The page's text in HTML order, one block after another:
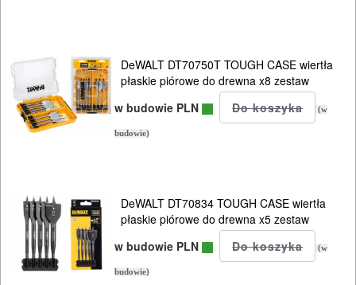
I
BHP
SPRZĘT
OGRODNICZE
NARZĘDZIA
PILARKI-
KOSIARKI-
DeWALT DT70750T TOUGH CASE wiertła
płaskie piórowe do drewna x8 zestaw
w budowie PLN
(w
budowie)
DeWALT DT70834 TOUGH CASE wiertła
płaskie piórowe do drewna x5 zestaw
w budowie PLN
(w
budowie)